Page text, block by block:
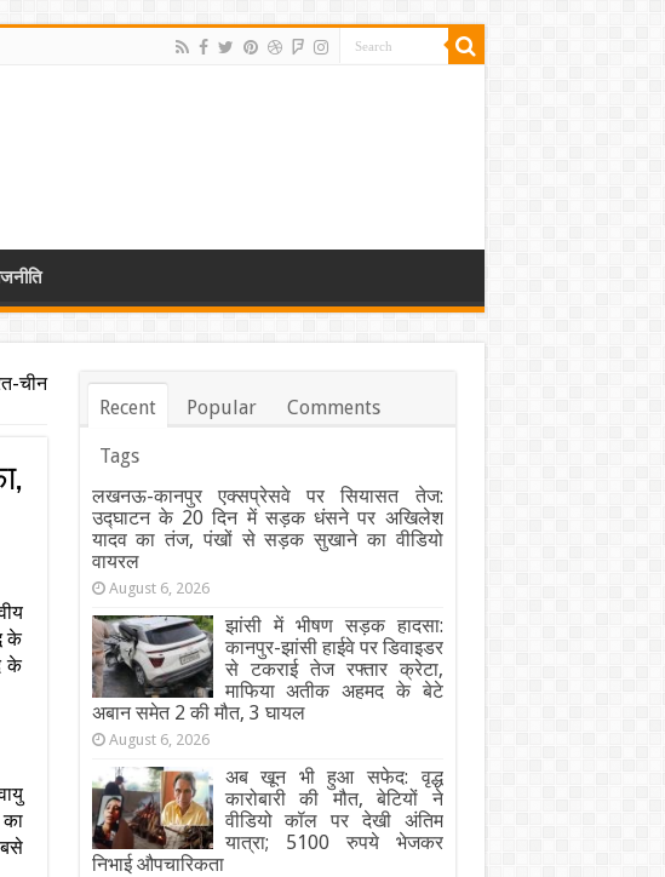
चीन
के
के
Recent Popular Comments
Tags
लखनऊ-कानपुर एक्सप्रेसवे पर सियासत तेज:
उद्घाटन के 20 दिन में सड़क धंसने पर अखिलेश
यादव का तंज, पंखों से सड़क सुखाने का वीडियो
वायरल
August 6, 2026
झांसी में भीषण सड़क हादसा:
कानपुर-झांसी हाईवे पर डिवाइडर
से टकराई तेज रफ्तार क्रेटा,
माफिया अतीक अहमद के बेटे
अबान समेत 2 की मौत, 3 घायल
August 6, 2026
अब खून भी हुआ सफेद: वृद्ध
कारोबारी की मौत, बेटियों ने
वीडियो कॉल पर देखी अंतिम
यात्रा; 5100 रुपये भेजकर
निभाई औपचारिकता